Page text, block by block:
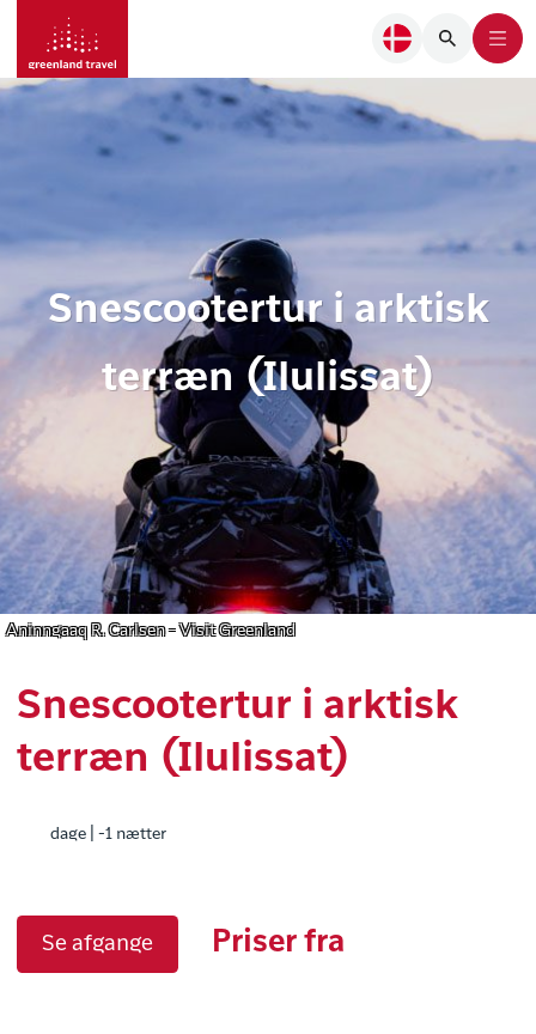
Snescootertur i arktisk
terræn (Ilulissat)
Aninngaaq R. Carlsen - Visit Greenland
Snescootertur i arktisk
terræn (Ilulissat)
dage | -1 nætter
Se afgange Priser fra